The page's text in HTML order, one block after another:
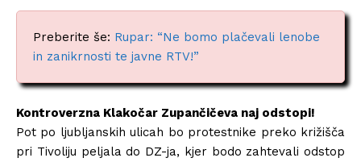
Preberite še: Rupar: “Ne bomo plačevali lenobe
in zanikrnosti te javne RTV!”
Kontroverzna Klakočar Zupančičeva naj odstopi!
Pot po ljubljanskih ulicah bo protestnike preko križišča
pri Tivoliju peljala do DZ-ja, kjer bodo zahtevali odstop